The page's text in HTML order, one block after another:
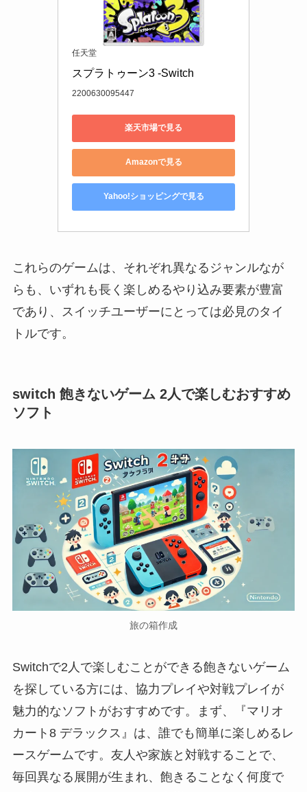
任天堂
スプラトゥーン3 -Switch
2200630095447
楽天市場で見る
Amazonで見る
Yahoo!ショッピングで見る
これらのゲームは、それぞれ異なるジャンルなが
らも、いずれも長く楽しめるやり込み要素が豊富
であり、スイッチユーザーにとっては必見のタイ
トルです。
switch 飽きないゲーム 2人で楽しむおすすめ
ソフト
旅の箱作成
Switchで2人で楽しむことができる飽きないゲーム
を探している方には、協力プレイや対戦プレイが
魅力的なソフトがおすすめです。まず、『マリオ
カート8 デラックス』は、誰でも簡単に楽しめるレ
ースゲームです。友人や家族と対戦することで、
毎回異なる展開が生まれ、飽きることなく何度で